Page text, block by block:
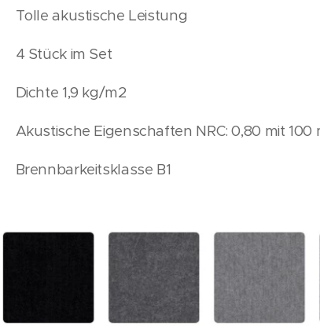
Tolle akustische Leistung
4 Stück im Set
Dichte 1,9 kg/m2
Akustische Eigenschaften NRC: 0,80 mit
Brennbarkeitsklasse B1